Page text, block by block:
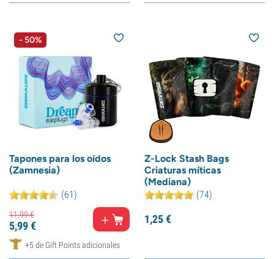
- 50%
Tapones para los oídos
(Zamnesia)
(61)
11,99€
5,99€
+5 de Gift Points adicionales
Z-Lock Stash Bags
Criaturas míticas
(Mediana)
(74)
1,25€